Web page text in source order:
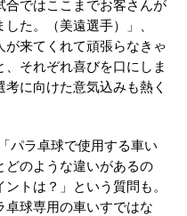
合ではここまでお客さんが
た。（美遠選手）」、
が来てくれて頑張らなきゃ
それぞれ喜びを口にしま
に向けた意気込みも熱く
パラ卓球で使用する車い
どのような違いがあるの
トは？」という質問も。
卓球専用の車いすではな